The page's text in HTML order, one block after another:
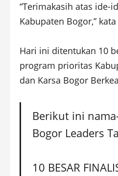
“Terimakasih atas ide-
Kabupaten Bogor,”
Hari ini ditentukan 10
program prioritas
dan Karsa Bogor
Berikut ini
Bogor Leaders
10 BESAR